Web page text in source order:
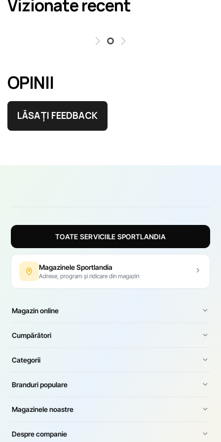
Vizionate recent
OPINII
LĂSAȚI FEEDBACK
TOATE SERVICIILE SPORTLANDIA
Magazinele Sportlandia
Adrese, program și ridicare din magazin
Magazin online
Cumpărători
Categorii
Branduri populare
Magazinele noastre
Despre companie